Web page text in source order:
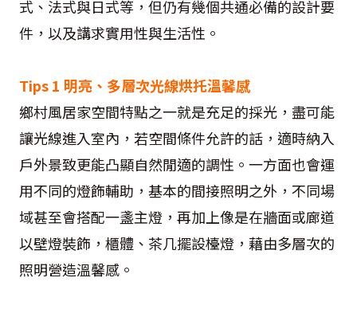
式、法式與日式等，但仍有幾個共通必備的設計要
件，以及講求實用性與生活性。
Tips 1 明亮、多層次光線烘托溫馨感
鄉村風居家空間特點之一就是充足的採光，盡可能
讓光線進入室內，若空間條件允許的話，適時納入
戶外景致更能凸顯自然閒適的調性。一方面也會運
用不同的燈飾輔助，基本的間接照明之外，不同場
域甚至會搭配一盞主燈，再加上像是在牆面或廊道
以壁燈裝飾，櫃體、茶几擺設檯燈，藉由多層次的
照明營造溫馨感。